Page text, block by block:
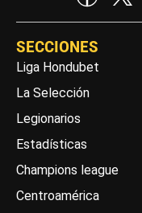
SECCIONES
Liga Hondubet
La Selección
Legionarios
Estadísticas
Champions league
Centroamérica